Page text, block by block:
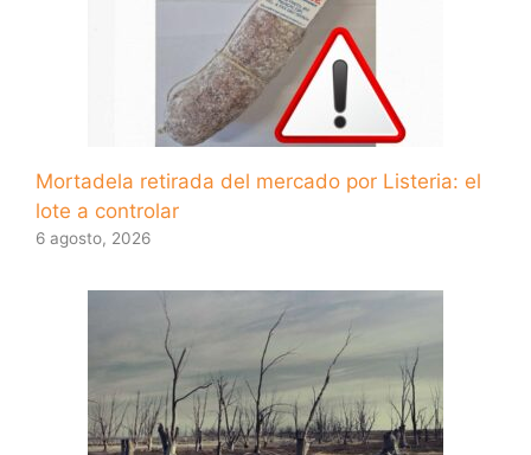
Mortadela retirada del mercado por Listeria: el
lote a controlar
6 agosto, 2026